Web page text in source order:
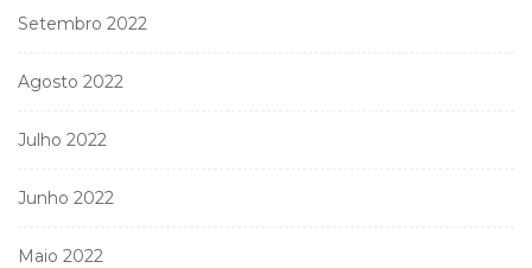
Setembro 2022
Agosto 2022
Julho 2022
Junho 2022
Maio 2022